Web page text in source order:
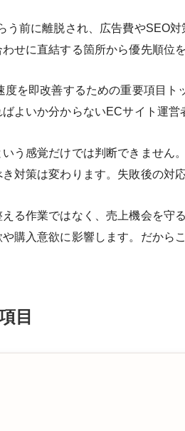
前に離脱され、広告費やSEO
せに直結する箇所から優先順位
を即改善するための重要項目ト
よいか分からないECサイト運営
う感覚だけでは判断できませ
対策は変わります。失敗後の対
る作業ではなく、売上機会を
購入意欲に影響します。だか
目